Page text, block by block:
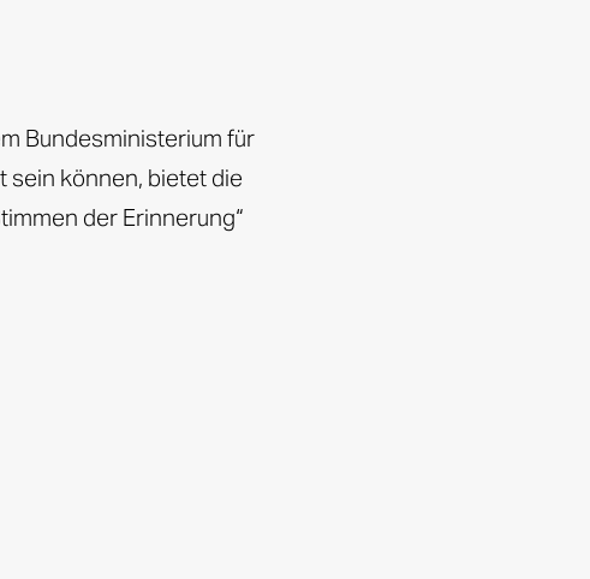
Bundesministerium für
sein können, bietet die
der Erinnerung“